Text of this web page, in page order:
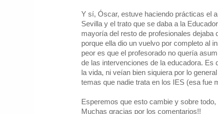
Y sí, Óscar, estuve haciendo prácticas el
Sevilla y el trato que se daba a la
mayoría del resto de profesionales dejaba
porque ella dio un vuelvo por completo al
peor es que el profesorado no quería
de las intervenciones de la educadora. Es
la vida, ni veían bien siquiera por lo
temas que nadie trata en los IES (esa fue
Esperemos que esto cambie y sobre
Muchas gracias por los comentarios!!